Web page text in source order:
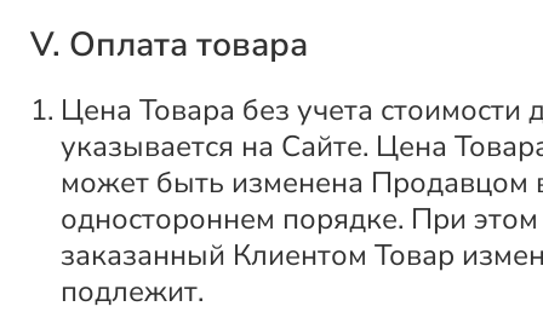
V. Оплата товара
Цена Товара без учета стоимости
указывается на Сайте. Цена
может быть изменена Продавцом
одностороннем порядке. При
заказанный Клиентом Товар
подлежит.